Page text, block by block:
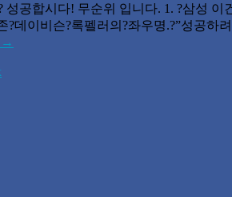
공합시다! 무순위 입니다. 1. ?삼성
이비슨?록펠러의?좌우명.?”성공하
→